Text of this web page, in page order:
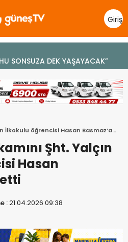
Giriş
Yap
SONSUZA DEK YAŞAYACAK”
İlkokulu öğrencisi Hasan Basmaz’a
Şht. Yalçın
Hasan
:21.04.2026 09:38